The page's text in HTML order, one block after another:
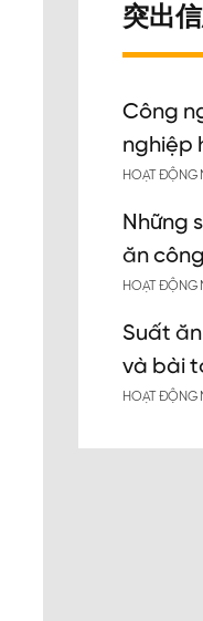
突出
Công
nghiệp
HOẠT ĐỘNG
Những
ăn
HOẠT ĐỘNG
Suất
và bài
HOẠT ĐỘNG